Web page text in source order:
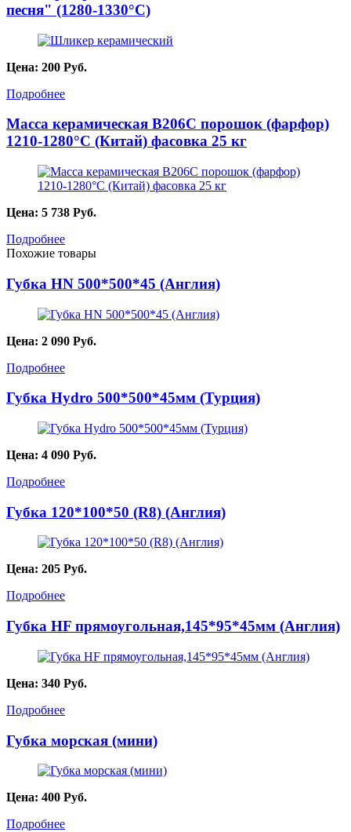
песня" (1280-1330°С)
Цена: 200 Руб.
Подробнее
Масса керамическая B206C порошок (фарфор)
1210-1280°С (Китай) фасовка 25 кг
Цена: 5 738 Руб.
Подробнее
Похожие товары
Губка HN 500*500*45 (Англия)
Цена: 2 090 Руб.
Подробнее
Губка Hydro 500*500*45мм (Турция)
Цена: 4 090 Руб.
Подробнее
Губка 120*100*50 (R8) (Англия)
Цена: 205 Руб.
Подробнее
Губка HF прямоугольная,145*95*45мм (Англия)
Цена: 340 Руб.
Подробнее
Губка морская (мини)
Цена: 400 Руб.
Подробнее